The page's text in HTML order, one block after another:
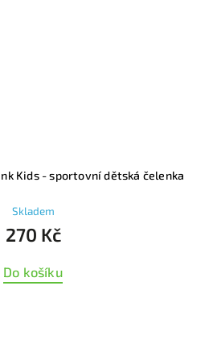
Kids - sportovní dětská čelenka
Skladem
270 Kč
Do košíku